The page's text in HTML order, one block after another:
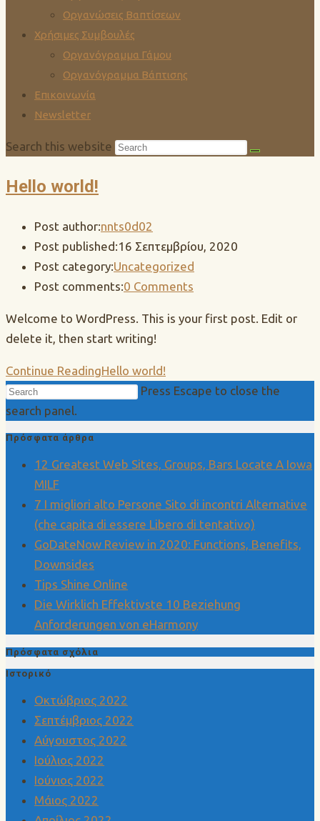
Οργανώσεις Βαπτίσεων
Χρήσιμες Συμβουλές
Οργανόγραμμα Γάμου
Οργανόγραμμα Βάπτισης
Επικοινωνία
Newsletter
Search this website
Hello world!
Post author:nnts0d02
Post published:16 Σεπτεμβρίου, 2020
Post category:Uncategorized
Post comments:0 Comments
Welcome to WordPress. This is your first post. Edit or
delete it, then start writing!
Continue ReadingHello world!
Press Escape to close the
search panel.
Πρόσφατα άρθρα
12 Greatest Web Sites, Groups, Bars Locate A Iowa
MILF
7 I migliori alto Persone Sito di incontri Alternative
(che capita di essere Libero di tentativo)
GoDateNow Review in 2020: Functions, Benefits,
Downsides
Tips Shine Online
Die Wirklich Effektivste 10 Beziehung
Anforderungen von eHarmony
Πρόσφατα σχόλια
Ιστορικό
Οκτώβριος 2022
Σεπτέμβριος 2022
Αύγουστος 2022
Ιούλιος 2022
Ιούνιος 2022
Μάιος 2022